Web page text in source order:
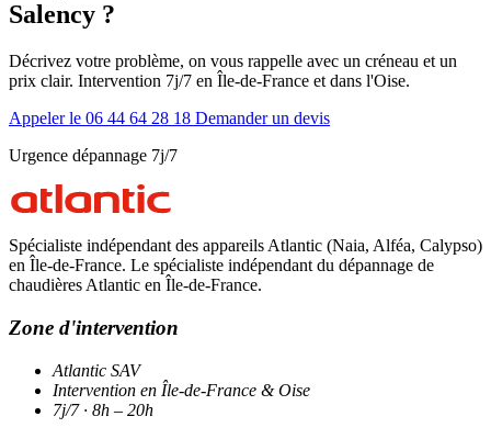
Salency ?
Décrivez votre problème, on vous rappelle avec un créneau et un
prix clair. Intervention 7j/7 en Île-de-France et dans l'Oise.
Appeler le 06 44 64 28 18 Demander un devis
Urgence dépannage 7j/7
Spécialiste indépendant des appareils Atlantic (Naia, Alféa, Calypso)
en Île-de-France. Le spécialiste indépendant du dépannage de
chaudières Atlantic en Île-de-France.
Zone d'intervention
Atlantic SAV
Intervention en Île-de-France & Oise
7j/7 · 8h – 20h